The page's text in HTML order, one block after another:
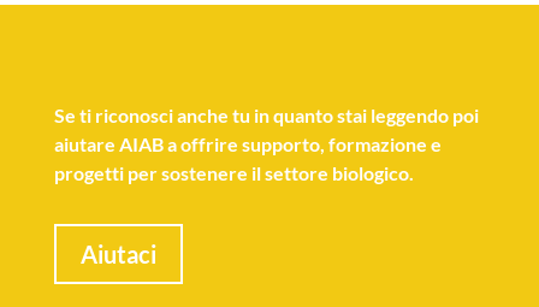
Se ti riconosci anche tu in quanto stai leggendo poi
aiutare AIAB a offrire supporto, formazione e
progetti per sostenere il settore biologico.
Aiutaci